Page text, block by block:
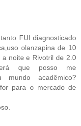
FUI diagnosticado
olanzapina de 10
noite e Rivotril de 2.0
que posso me
mundo acadêmico?
para o mercado de